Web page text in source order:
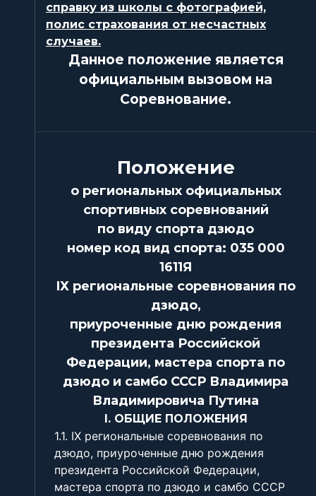
справку из школы с фотографией,
полис страхования от несчастных
случаев.
Данное положение является
официальным вызовом на
Соревнование.
Положение
о региональных официальных
спортивных соревнований
по виду спорта дзюдо
номер код вид спорта: 035 000
1611Я
ІХ региональные соревнования по
дзюдо,
приуроченные дню рождения
президента Российской
Федерации, мастера спорта по
дзюдо и самбо СССР Владимира
Владимировича Путина
I. ОБЩИЕ ПОЛОЖЕНИЯ
1.1. ІХ региональные соревнования по
дзюдо, приуроченные дню рождения
президента Российской Федерации,
мастера спорта по дзюдо и самбо СССР